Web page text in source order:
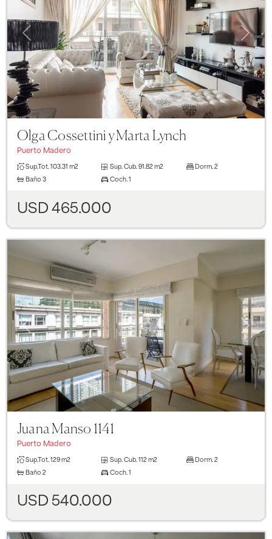
Previous Next
Olga Cossettini y Marta Lynch
Puerto Madero
Sup.Tot.103.31 m2 Sup. Cub. 91.82 m2 Dorm. 2
Baño 3 Coch. 1
USD 465.000
Previous Next
Juana Manso 1141
Puerto Madero
Sup.Tot. 129 m2 Sup. Cub. 112 m2 Dorm. 2
Baño 2 Coch. 1
USD 540.000